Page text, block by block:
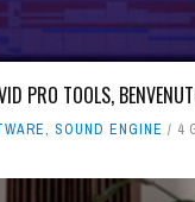
PRO TOOLS,
, SOUND ENGINE 4